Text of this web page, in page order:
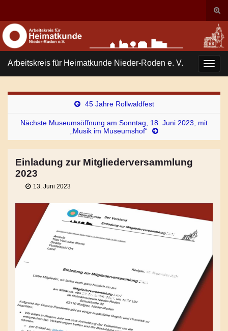
Search for:
Arbeitskreis für Heimatkunde Nieder-Roden e. V.
45 Jahre Rollwaldfest
Nächste Museumsöffnung am Sonntag, 18. Juni 2023, mit
„Musik im Museumshof“
Einladung zur Mitgliederversammlung
2023
13. Juni 2023